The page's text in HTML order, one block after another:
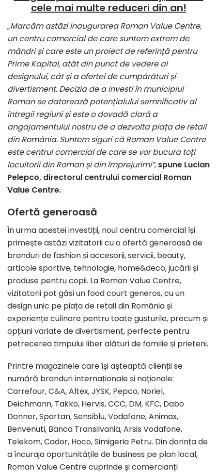
cele mai multe reduceri din an!
„Marcăm astăzi inaugurarea Roman Value Centre,
un centru comercial de care suntem extrem de
mândri și care este un proiect de referință pentru
Prime Kapital, atât din punct de vedere al
designului, cât și a ofertei de cumpărături și
divertisment. Decizia de a investi în municipiul
Roman se datorează potențialului semnificativ al
întregii regiuni și este o dovadă clară a
angajamentului nostru de a dezvolta piața de retail
din România. Suntem siguri că Roman Value Centre
este centrul comercial de care se vor bucura toți
locuitorii din Roman și din împrejurimi”, spune Lucian
Pelepco, directorul centrului comercial Roman
Value Centre.
Ofertă generoasă
În urma acestei investiții, noul centru comercial își
primește astăzi vizitatorii cu o ofertă generoasă de
branduri de fashion și accesorii, servicii, beauty,
articole sportive, tehnologie, home&deco, jucării și
produse pentru copii. La Roman Value Centre,
vizitatorii pot găsi un food court generos, cu un
design unic pe piața de retail din România și
experiențe culinare pentru toate gusturile, precum și
opțiuni variate de divertisment, perfecte pentru
petrecerea timpului liber alături de familie și prieteni.
Printre magazinele care își așteaptă clienții se
numără branduri internaționale și naționale:
Carrefour, C&A, Altex, JYSK, Pepco, Noriel,
Deichmann, Takko, Hervis, CCC, DM, KFC, Dabo
Donner, Spartan, Sensiblu, Vodafone, Animax,
Benvenuti, Banca Transilvania, Arsis Vodafone,
Telekom, Cador, Hoco, Simigeria Petru. Din dorința de
a încuraja oportunitățile de business pe plan local,
Roman Value Centre cuprinde și comercianți